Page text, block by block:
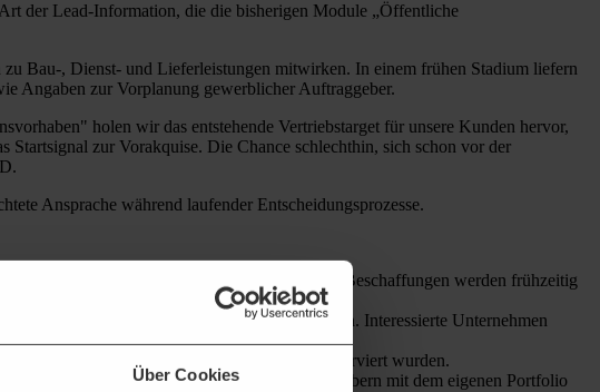
Über Cookies
der Lead-Information, die die bisherigen Module „Öffentliche
Bau-, Dienst- und Lieferleistungen mitwirken. In einem frühen Stadium liefern
Angaben zur Vorplanung gewerblicher Auftraggeber.
holen wir das entstehende Vertriebstarget für unsere Kunden hervor,
zur Vorakquise. Die Chance schlechthin, sich schon vor der
Ansprache während laufender Entscheidungsprozesse.
sowie Bezirksversammlungen. Geplante Beschaffungen werden frühzeitig
bzw. einem Vergabeverfahren stehen. Interessierte Unternehmen
Gemeinden, Städte und Kommunen reserviert wurden.
bei Bauherren und privaten Auftraggebern mit dem eigenen Portfolio